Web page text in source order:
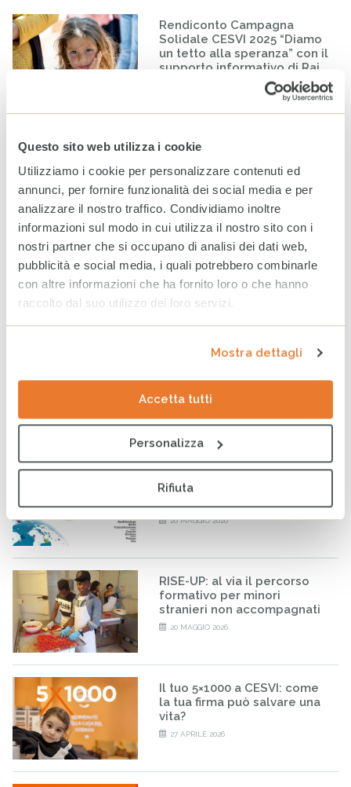
Questo sito web utilizza i cookie
Utilizziamo i cookie per personalizzare contenuti ed
annunci, per fornire funzionalità dei social media e per
analizzare il nostro traffico. Condividiamo inoltre
informazioni sul modo in cui utilizza il nostro sito con i
nostri partner che si occupano di analisi dei dati web,
pubblicità e social media, i quali potrebbero combinarle
con altre informazioni che ha fornito loro o che hanno
raccolto dal suo utilizzo dei loro servizi.
Mostra dettagli
Accetta tutti
Personalizza
Rifiuta
Rendiconto Campagna
Solidale CESVI 2025 “Diamo
un tetto alla speranza” con il
supporto informativo di Rai
Per la Sostenibilità – ESG
A Milano un nuovo spazio
vita di minorenni e famiglie
fragili
24 GIUGNO 2026
Bilancio CESVI 2025. Il bene
fatto per bene.
23 GIUGNO 2026
CESVI presenta a Roma la
regionale sul
maltrattamento e la cura
CESVI a COOPERA 2026, la
conferenza dedicata alla
cooperazione allo sviluppo
26 MAGGIO 2026
RISE-UP: al via il percorso
formativo per minori
stranieri non accompagnati
20 MAGGIO 2026
Il tuo 5×1000 a CESVI: come
la tua firma può salvare una
vita?
27 APRILE 2026